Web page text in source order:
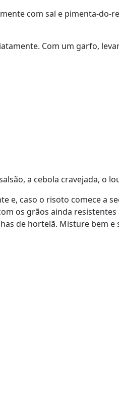
com sal e pimenta-do-
Com um garfo,
a cebola cravejada, o
e, caso o risoto comece a
os grãos ainda resistentes
de hortelã. Misture bem